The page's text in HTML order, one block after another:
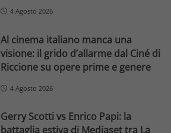
4 Agosto 2026
Al cinema italiano manca una
visione: il grido d’allarme dal Ciné di
Riccione su opere prime e genere
4 Agosto 2026
Gerry Scotti vs Enrico Papi: la
battaglia estiva di Mediaset tra La